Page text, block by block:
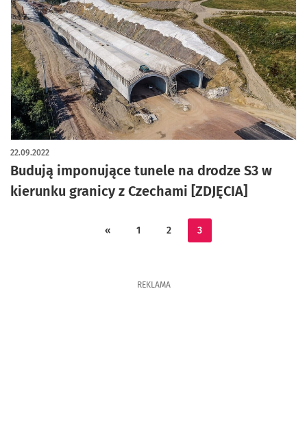
Budują imponujące tunele na drodze S3 w
kierunku granicy z Czechami [ZDJĘCIA]
22.09.2022
artykuł z galerią zdjęć
« 1 2 3
REKLAMA